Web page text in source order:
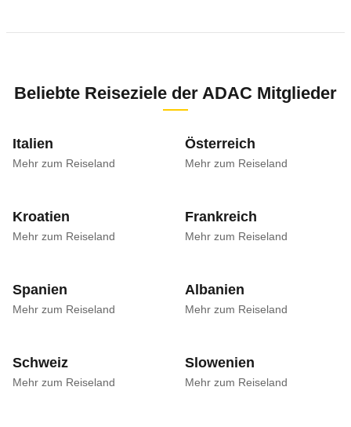
Beliebte Reiseziele der ADAC Mitglieder
Italien
Mehr zum Reiseland
Österreich
Mehr zum Reiseland
Kroatien
Mehr zum Reiseland
Frankreich
Mehr zum Reiseland
Spanien
Mehr zum Reiseland
Albanien
Mehr zum Reiseland
Schweiz
Mehr zum Reiseland
Slowenien
Mehr zum Reiseland